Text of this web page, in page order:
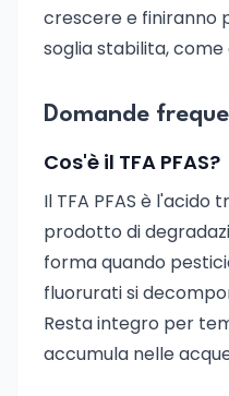
crescere e finiranno
soglia stabilita, come
Domande
Cos'è il TFA PFAS?
Il TFA PFAS è l'acido
prodotto di
forma quando
fluorurati si
Resta integro per
accumula nelle